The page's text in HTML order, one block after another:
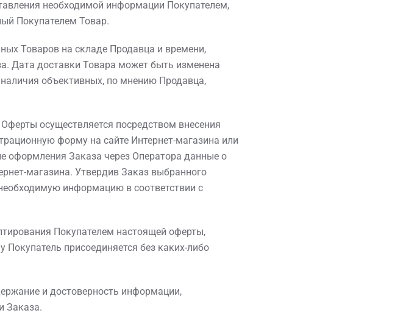
необходимой информации Покупателем,
Покупателем Товар.
Товаров на складе Продавца и времени,
Дата доставки Товара может быть изменена
объективных, по мнению Продавца,
осуществляется посредством внесения
форму на сайте Интернет-магазина или
оформления Заказа через Оператора данные о
магазина. Утвердив Заказ выбранного
информацию в соответствии с
Покупателем настоящей оферты,
присоединяется без каких-либо
и достоверность информации,
Заказа.